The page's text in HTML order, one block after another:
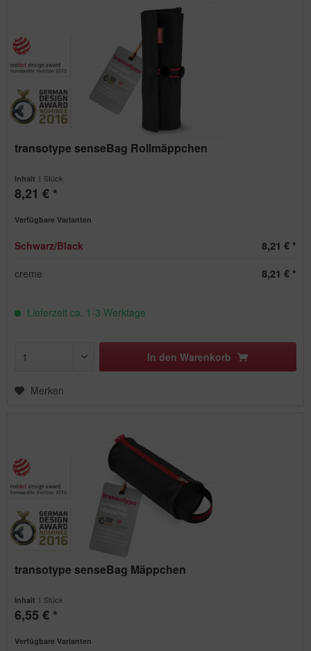
transotype senseBag Rollmäppchen
Inhalt 1 Stück
8,21 € *
Verfügbare Varianten
Schwarz/Black 8,21 € *
creme 8,21 € *
Lieferzeit ca. 1-3 Werktage
In den Warenkorb
Merken
transotype senseBag Mäppchen
Inhalt 1 Stück
6,55 € *
Verfügbare Varianten